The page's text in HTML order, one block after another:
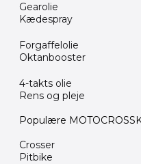
Gearolie
Kædespray
Forgaffelolie
Oktanbooster
4-takts olie
Rens og pleje
Populære
Crosser
Pitbike